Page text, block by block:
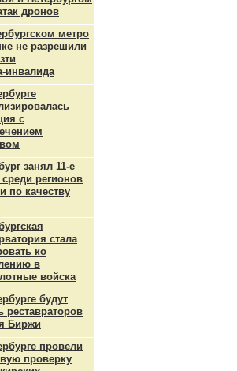
дронов
метро
не разрешили
с
занял 11-е
среди регионов
по качеству
стала
ко
в
войска
будут
реставраторов
Биржи
провели
проверку